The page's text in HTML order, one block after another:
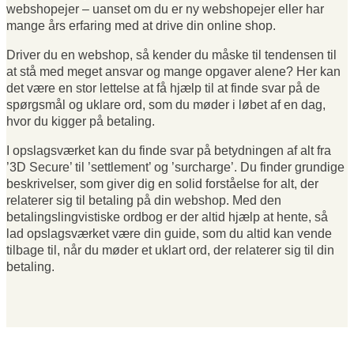
webshopejer – uanset om du er ny webshopejer eller har
mange års erfaring med at drive din online shop.
Driver du en webshop, så kender du måske til tendensen til
at stå med meget ansvar og mange opgaver alene? Her kan
det være en stor lettelse at få hjælp til at finde svar på de
spørgsmål og uklare ord, som du møder i løbet af en dag,
hvor du kigger på betaling.
I opslagsværket kan du finde svar på betydningen af alt fra
’3D Secure’ til ’settlement’ og ’surcharge’. Du finder grundige
beskrivelser, som giver dig en solid forståelse for alt, der
relaterer sig til betaling på din webshop. Med den
betalingslingvistiske ordbog er der altid hjælp at hente, så
lad opslagsværket være din guide, som du altid kan vende
tilbage til, når du møder et uklart ord, der relaterer sig til din
betaling.